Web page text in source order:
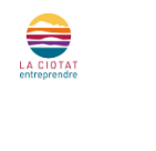
main